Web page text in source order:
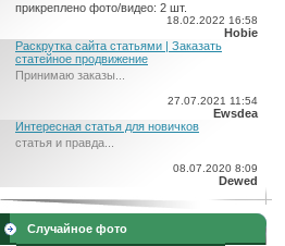
прикреплено фото/видео: 2 шт.
18.02.2022 16:58
Hobie
Раскрутка сайта статьями | Заказать
статейное продвижение
Принимаю заказы...
27.07.2021 11:54
Ewsdea
Интересная статья для новичков
статья и правда...
08.07.2020 8:09
Dewed
Случайное фото